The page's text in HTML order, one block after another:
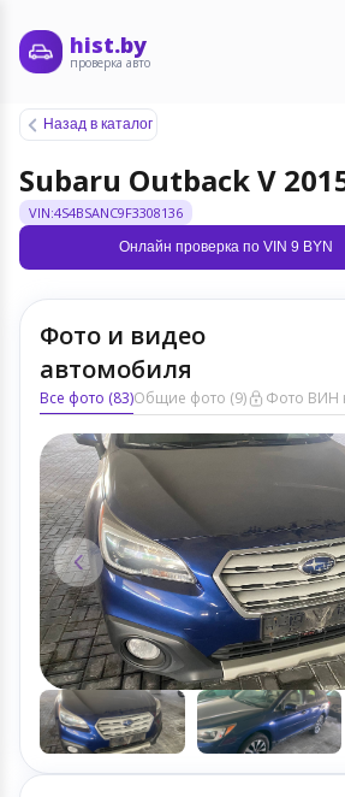
hist.by
проверка авто
Назад в каталог
Subaru Outback V
VIN:4S4BSANC9F3308136
Онлайн проверка по VIN 9 BYN
Фото и видео
автомобиля
Все фото (83)Общие фото (9) Фото ВИН